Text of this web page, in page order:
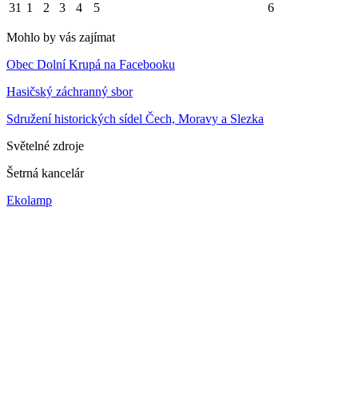
31 1 2 3 4 5 6
Mohlo by vás zajímat
Obec Dolní Krupá na Facebooku
Hasičský záchranný sbor
Sdružení historických sídel Čech, Moravy a Slezka
Světelné zdroje
Šetrná kancelár
Ekolamp